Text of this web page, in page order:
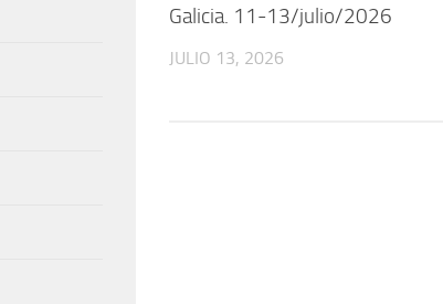
Galicia. 11-13/julio/2026
JULIO 13, 2026